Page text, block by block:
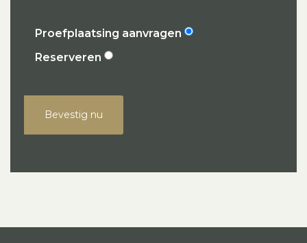
Proefplaatsing aanvragen
Reserveren
Bevestig nu